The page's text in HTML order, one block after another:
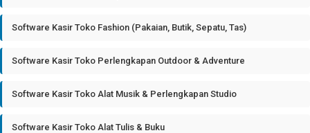
Software Kasir Toko Fashion (Pakaian, Butik, Sepatu, Tas)
Software Kasir Toko Perlengkapan Outdoor & Adventure
Software Kasir Toko Alat Musik & Perlengkapan Studio
Software Kasir Toko Alat Tulis & Buku